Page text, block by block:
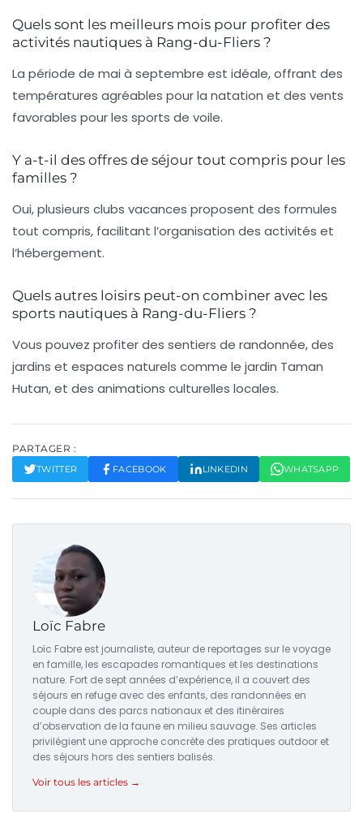
Quels sont les meilleurs mois pour profiter des
activités nautiques à Rang-du-Fliers ?
La période de mai à septembre est idéale, offrant des
températures agréables pour la natation et des vents
favorables pour les sports de voile.
Y a-t-il des offres de séjour tout compris pour les
familles ?
Oui, plusieurs clubs vacances proposent des formules
tout compris, facilitant l’organisation des activités et
l’hébergement.
Quels autres loisirs peut-on combiner avec les
sports nautiques à Rang-du-Fliers ?
Vous pouvez profiter des sentiers de randonnée, des
jardins et espaces naturels comme le jardin Taman
Hutan, et des animations culturelles locales.
PARTAGER :
TWITTER FACEBOOK LINKEDIN WHATSAPP
Loïc Fabre
Loïc Fabre est journaliste, auteur de reportages sur le voyage
en famille, les escapades romantiques et les destinations
nature. Fort de sept années d’expérience, il a couvert des
séjours en refuge avec des enfants, des randonnées en
couple dans des parcs nationaux et des itinéraires
d’observation de la faune en milieu sauvage. Ses articles
privilégient une approche concrète des pratiques outdoor et
des séjours hors des sentiers balisés.
Voir tous les articles →